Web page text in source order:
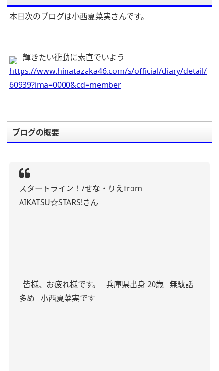
本日次のブログは小西夏菜実さんです。
輝きたい衝動に素直でいよう
https://www.hinatazaka46.com/s/official/diary/detail/
60939?ima=0000&cd=member
ブログの概要
スタートライン！/せな・りえfrom
AIKATSU☆STARS!さん
皆様、お疲れ様です。 兵庫県出身 20歳 無駄話
多め 小西夏菜実です